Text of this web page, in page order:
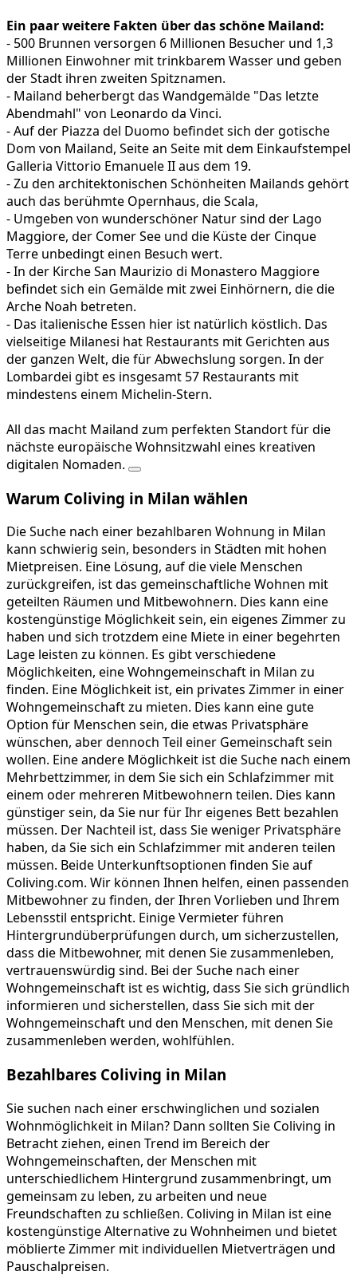
Ein paar weitere Fakten über das schöne Mailand:
- 500 Brunnen versorgen 6 Millionen Besucher und 1,3
Millionen Einwohner mit trinkbarem Wasser und geben
der Stadt ihren zweiten Spitznamen.
- Mailand beherbergt das Wandgemälde "Das letzte
Abendmahl" von Leonardo da Vinci.
- Auf der Piazza del Duomo befindet sich der gotische
Dom von Mailand, Seite an Seite mit dem Einkaufstempel
Galleria Vittorio Emanuele II aus dem 19.
- Zu den architektonischen Schönheiten Mailands gehört
auch das berühmte Opernhaus, die Scala,
- Umgeben von wunderschöner Natur sind der Lago
Maggiore, der Comer See und die Küste der Cinque
Terre unbedingt einen Besuch wert.
- In der Kirche San Maurizio di Monastero Maggiore
befindet sich ein Gemälde mit zwei Einhörnern, die die
Arche Noah betreten.
- Das italienische Essen hier ist natürlich köstlich. Das
vielseitige Milanesi hat Restaurants mit Gerichten aus
der ganzen Welt, die für Abwechslung sorgen. In der
Lombardei gibt es insgesamt 57 Restaurants mit
mindestens einem Michelin-Stern.
All das macht Mailand zum perfekten Standort für die
nächste europäische Wohnsitzwahl eines kreativen
digitalen Nomaden.
Warum Coliving in Milan wählen
Die Suche nach einer bezahlbaren Wohnung in Milan
kann schwierig sein, besonders in Städten mit hohen
Mietpreisen. Eine Lösung, auf die viele Menschen
zurückgreifen, ist das gemeinschaftliche Wohnen mit
geteilten Räumen und Mitbewohnern. Dies kann eine
kostengünstige Möglichkeit sein, ein eigenes Zimmer zu
haben und sich trotzdem eine Miete in einer begehrten
Lage leisten zu können. Es gibt verschiedene
Möglichkeiten, eine Wohngemeinschaft in Milan zu
finden. Eine Möglichkeit ist, ein privates Zimmer in einer
Wohngemeinschaft zu mieten. Dies kann eine gute
Option für Menschen sein, die etwas Privatsphäre
wünschen, aber dennoch Teil einer Gemeinschaft sein
wollen. Eine andere Möglichkeit ist die Suche nach einem
Mehrbettzimmer, in dem Sie sich ein Schlafzimmer mit
einem oder mehreren Mitbewohnern teilen. Dies kann
günstiger sein, da Sie nur für Ihr eigenes Bett bezahlen
müssen. Der Nachteil ist, dass Sie weniger Privatsphäre
haben, da Sie sich ein Schlafzimmer mit anderen teilen
müssen. Beide Unterkunftsoptionen finden Sie auf
Coliving.com. Wir können Ihnen helfen, einen passenden
Mitbewohner zu finden, der Ihren Vorlieben und Ihrem
Lebensstil entspricht. Einige Vermieter führen
Hintergrundüberprüfungen durch, um sicherzustellen,
dass die Mitbewohner, mit denen Sie zusammenleben,
vertrauenswürdig sind. Bei der Suche nach einer
Wohngemeinschaft ist es wichtig, dass Sie sich gründlich
informieren und sicherstellen, dass Sie sich mit der
Wohngemeinschaft und den Menschen, mit denen Sie
zusammenleben werden, wohlfühlen.
Bezahlbares Coliving in Milan
Sie suchen nach einer erschwinglichen und sozialen
Wohnmöglichkeit in Milan? Dann sollten Sie Coliving in
Betracht ziehen, einen Trend im Bereich der
Wohngemeinschaften, der Menschen mit
unterschiedlichem Hintergrund zusammenbringt, um
gemeinsam zu leben, zu arbeiten und neue
Freundschaften zu schließen. Coliving in Milan ist eine
kostengünstige Alternative zu Wohnheimen und bietet
möblierte Zimmer mit individuellen Mietverträgen und
Pauschalpreisen.